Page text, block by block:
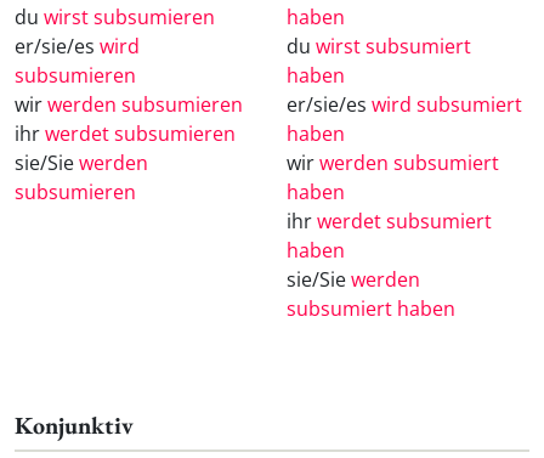
du wirst subsumieren
er/sie/es wird
subsumieren
wirwerden subsumieren
ihrwerdet subsumieren
sie/Siewerden
subsumieren
haben
du wirst subsumiert
haben
er/sie/es wird subsumiert
haben
wirwerden subsumiert
haben
ihrwerdet subsumiert
haben
sie/Siewerden
subsumiert haben
Konjunktiv